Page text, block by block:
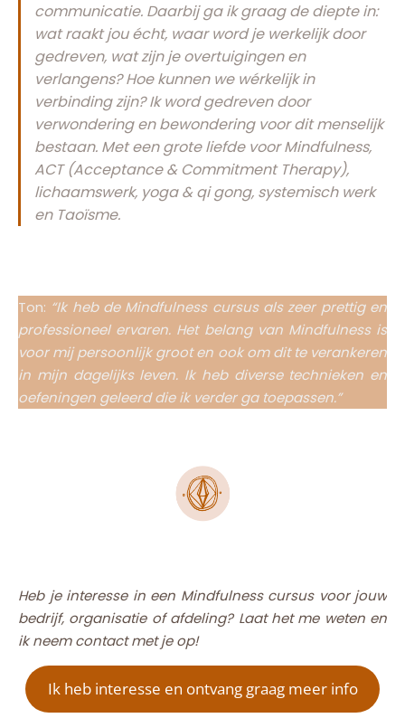
communicatie. Daarbij ga ik graag de diepte in:
wat raakt jou écht, waar word je werkelijk door
gedreven, wat zijn je overtuigingen en
verlangens? Hoe kunnen we wérkelijk in
verbinding zijn? Ik word gedreven door
verwondering en bewondering voor dit menselijk
bestaan. Met een grote liefde voor Mindfulness,
ACT (Acceptance & Commitment Therapy),
lichaamswerk, yoga & qi gong, systemisch werk
en Taoïsme.
Ton: “Ik heb de Mindfulness cursus als zeer prettig en
professioneel ervaren. Het belang van Mindfulness is
voor mij persoonlijk groot en ook om dit te verankeren
in mijn dagelijks leven. Ik heb diverse technieken en
oefeningen geleerd die ik verder ga toepassen.”
Heb je interesse in een Mindfulness cursus voor jouw
bedrijf, organisatie of afdeling? Laat het me weten en
ik neem contact met je op!
Ik heb interesse en ontvang graag meer info